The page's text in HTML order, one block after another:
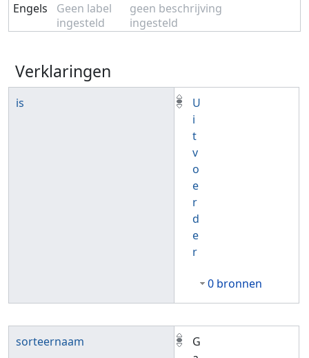
Engels
Geen label
ingesteld
geen beschrijving
ingesteld
Verklaringen
is
U
i
t
v
o
e
r
d
e
r
0 bronnen
sorteernaam
G